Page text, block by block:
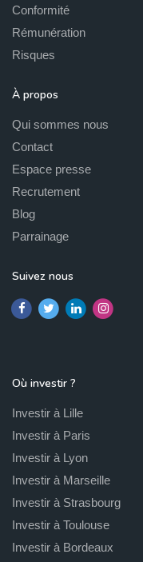
Conformité
Rémunération
Risques
À propos
Qui sommes nous
Contact
Espace presse
Recrutement
Blog
Parrainage
Suivez nous
Où investir ?
Investir à Lille
Investir à Paris
Investir à Lyon
Investir à Marseille
Investir à Strasbourg
Investir à Toulouse
Investir à Bordeaux